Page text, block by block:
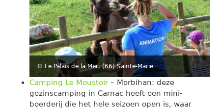
© Le Palais de la Mer, (66) Sainte-Marie
Camping Le Moustoir – Morbihan: deze
gezinscamping in Carnac heeft een mini-
boerderij die het hele seizoen open is, waar